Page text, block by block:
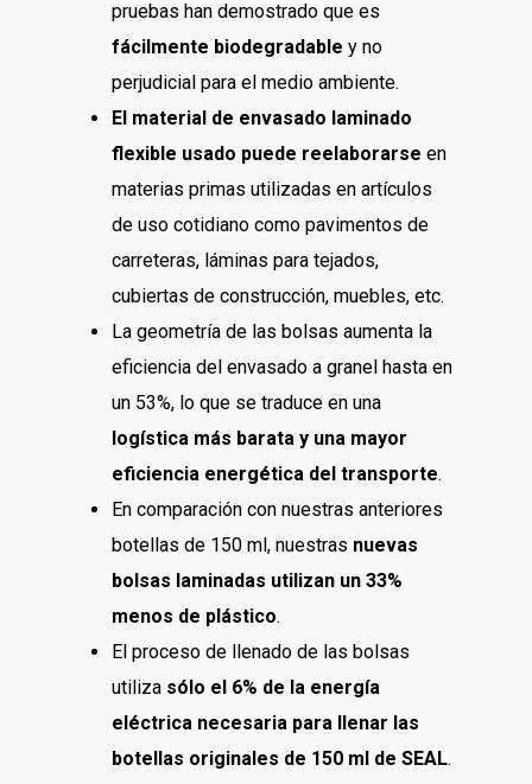
pruebas han demostrado que es
fácilmente biodegradable y no
perjudicial para el medio ambiente.
El material de envasado laminado
flexible usado puede reelaborarse en
materias primas utilizadas en artículos
de uso cotidiano como pavimentos de
carreteras, láminas para tejados,
cubiertas de construcción, muebles, etc.
La geometría de las bolsas aumenta la
eficiencia del envasado a granel hasta en
un 53%, lo que se traduce en una
logística más barata y una mayor
eficiencia energética del transporte.
En comparación con nuestras anteriores
botellas de 150 ml, nuestras nuevas
bolsas laminadas utilizan un 33%
menos de plástico.
El proceso de llenado de las bolsas
utiliza sólo el 6% de la energía
eléctrica necesaria para llenar las
botellas originales de 150 ml de SEAL.